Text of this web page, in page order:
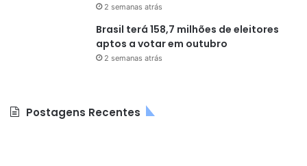
2 semanas atrás
Brasil terá 158,7 milhões de eleitores
aptos a votar em outubro
2 semanas atrás
Postagens Recentes